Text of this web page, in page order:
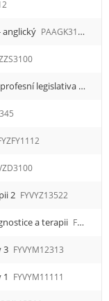
anglický PAAGK3129
FYZPL1351 Zdravotnické právo a profesní legislativa
2 FYVYZ13522
a terapii FYVYP4500
3 FYVYM12313
1 FYVYM11111